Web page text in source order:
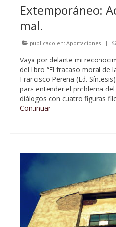
Extemporáneo:
mal.
publicado en: Aportaciones |
Vaya por delante mi
del libro “El fracaso moral de
Francisco Pereña (Ed.
para entender el problema
diálogos con cuatro figuras
Continuar